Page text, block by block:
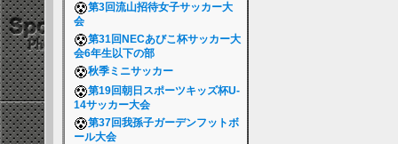
第3回流山招待女子サッカー大
会
第31回NECあびこ杯サッカー大
会6年生以下の部
秋季ミニサッカー
第19回朝日スポーツキッズ杯U-
14サッカー大会
第37回我孫子ガーデンフットボ
ール大会